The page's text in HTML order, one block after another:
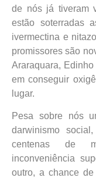
de nós já tiveram
estão soterradas
ivermectina e
promissores são
Araraquara,
em conseguir
lugar.
Pesa sobre nós
darwinismo
centenas de
inconveniência
outro, a chance